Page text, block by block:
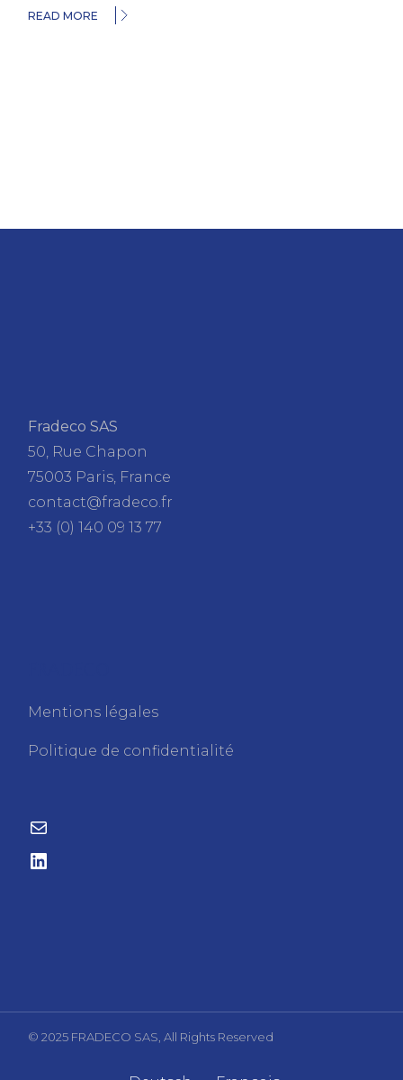
READ MORE
Fradeco SAS
50, Rue Chapon
75003 Paris, France
contact@fradeco.fr
+33 (0) 140 09 13 77
Mentions légales
Politique de confidentialité
© 2025 FRADECO SAS, All Rights Reserved